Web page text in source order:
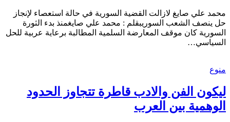
محمد علي صايغ لازالت القضية السورية في حالة استعصاء لإنجاز
حل ينصف الشعب السوريبقلم : محمد علي صايغمنذ بدء الثورة
السورية كان موقف المعارضة السلمية المطالبة برعاية عربية للحل
السياسي…
منوع
ليكون الفن والادب قاطرة تتجاوز الحدود
الوهمية بين العرب